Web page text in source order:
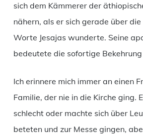
sich dem Kämmerer der
nähern, als er sich gerade über
Worte Jesajas wunderte. Seine
bedeutete die sofortige
Ich erinnere mich immer an einen
Familie, der nie in die Kirche ging.
schlecht oder machte sich über
beteten und zur Messe gingen,